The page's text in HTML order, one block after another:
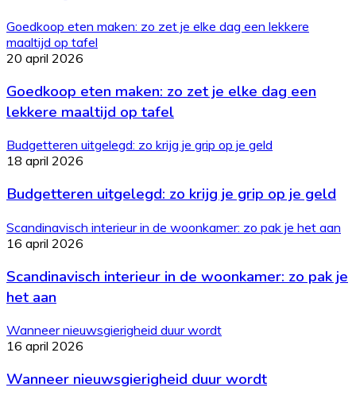
Goedkoop eten maken: zo zet je elke dag een lekkere
maaltijd op tafel
20 april 2026
Goedkoop eten maken: zo zet je elke dag een
lekkere maaltijd op tafel
Budgetteren uitgelegd: zo krijg je grip op je geld
18 april 2026
Budgetteren uitgelegd: zo krijg je grip op je geld
Scandinavisch interieur in de woonkamer: zo pak je het aan
16 april 2026
Scandinavisch interieur in de woonkamer: zo pak je
het aan
Wanneer nieuwsgierigheid duur wordt
16 april 2026
Wanneer nieuwsgierigheid duur wordt